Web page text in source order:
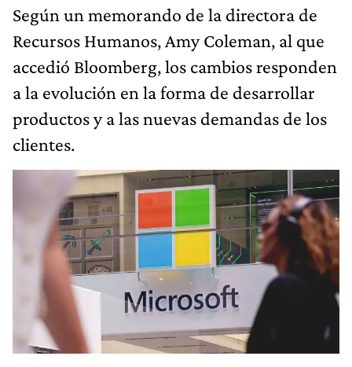
Según un memorando de la directora de
Recursos Humanos, Amy Coleman, al que
accedió Bloomberg, los cambios responden
a la evolución en la forma de desarrollar
productos y a las nuevas demandas de los
clientes.